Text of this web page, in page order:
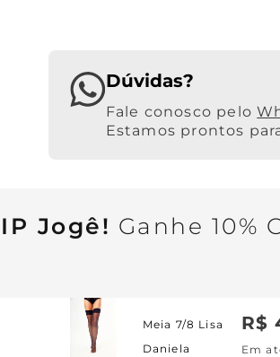
Meia 7/8 Lisa
Daniela
R$
Em
Dúvidas?
Estamos prontos
Jogê! Ganhe